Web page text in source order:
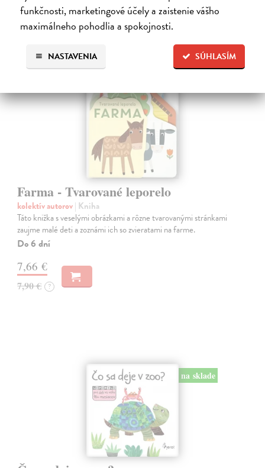
funkčnosti, marketingové účely a zaistenie vášho
maximálneho pohodlia a spokojnosti.
SÚHLASÍM
NASTAVENIA
7,90 € ?
Farma - Tvarované leporelo
kolektív autorov| Kniha
Táto knižka s veselými obrázkami a rôzne tvarovanými stránkami
zaujme malé deti a zoznámi ich so zvieratami na farme.
Do 6 dní
7,66 €
7,90 € ?
na sklade